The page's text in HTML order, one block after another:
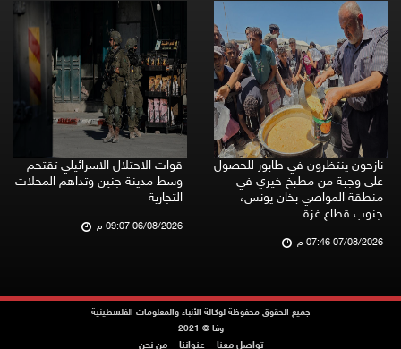
نازحون ينتظرون في طابور للحصول
على وجبة من مطبخ خيري في
منطقة المواصي بخان يونس،
جنوب قطاع غزة
07/08/2026 07:46 م
قوات الاحتلال الاسرائيلي تقتحم
وسط مدينة جنين وتداهم المحلات
التجارية
06/08/2026 09:07 م
جميع الحقوق محفوظة لوكالة الأنباء والمعلومات الفلسطينية
وفا © 2021
تواصل معنا عنواننا من نحن